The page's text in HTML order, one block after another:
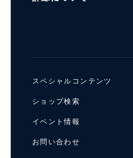
スペシャルコンテンツ
ショップ検索
イベント情報
お問い合わせ